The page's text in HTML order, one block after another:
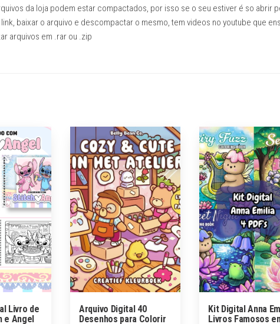
da loja podem estar compactados, por isso se o seu estiver é so abrir
baixar o arquivo e descompactar o mesmo, tem videos no youtube que
arquivos em .rar ou .zip
Livro de
e Angel
Arquivo Digital 40
Desenhos para Colorir
Kit Digital Anna
Livros Famosos